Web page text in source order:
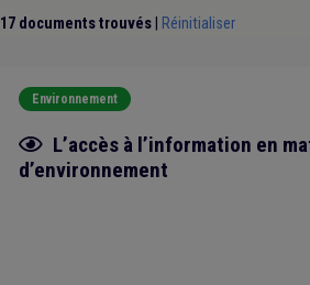
17 documents trouvés Réinitialiser
Environnement
Fiche focus
L’accès à l’information en
d’environnement